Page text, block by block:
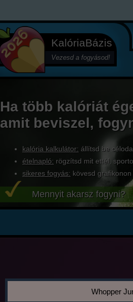
KalóriaBázis
Vezesd a fogyásod!
Ha több kalóriát
amit beviszel,
kalória kalkulátor: állítsd be
ételnapló: rögzítsd mit ettél,
sikeres fogyás: kövesd grafikonon
Mennyit akarsz fogyni?
Whopper